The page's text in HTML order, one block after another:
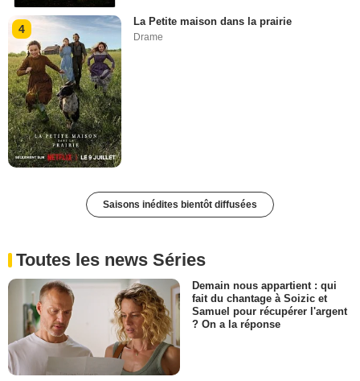
4
La Petite maison dans la prairie
Drame
Saisons inédites bientôt diffusées
Toutes les news Séries
Demain nous appartient : qui
fait du chantage à Soizic et
Samuel pour récupérer l'argent
? On a la réponse